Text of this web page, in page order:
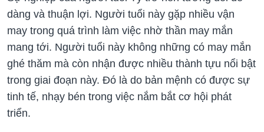
dàng và thuận lợi. Người tuổi này gặp nhiều vận
may trong quá trình làm việc nhờ thần may mắn
mang tới. Người tuổi này không những có may mắn
ghé thăm mà còn nhận được nhiều thành tựu nổi bật
trong giai đoạn này. Đó là do bản mệnh có được sự
tinh tế, nhạy bén trong việc nắm bắt cơ hội phát
triển.